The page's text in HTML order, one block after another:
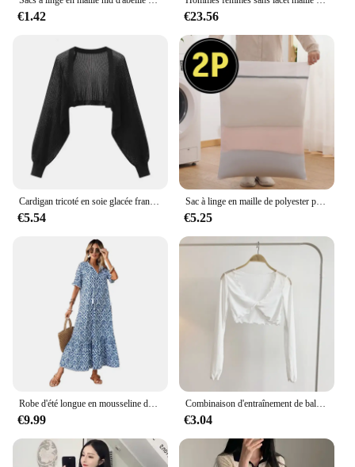
€1.42 €23.56
Cardigan tricoté en soie glacée française, résistant au soleil, veste fine d'été pour femmes, gilet, jupe à bretelles, châle, chemisier assorti extérieur
€5.54
Sac à linge en maille de polyester pour machine à laver, sac de soutien-gorge en maille pour machine à laver, vêtements de soutien-gorge pour femme, boîte Kentucky, grand, extra large, 2P
€5.25
Robe d'été longue en mousseline de soie pour femmes, col en V, manches courtes, motif Floral, fluide, ligne A, style Boho, volants, balançoire à plusieurs niveaux, robes de plage
€9.99
Combinaison d'entraînement de ballet de danse classique, corps torsadé avec un masque en maille sur le dessus, châle de danse à col en V court, couvrant la chair
€3.04